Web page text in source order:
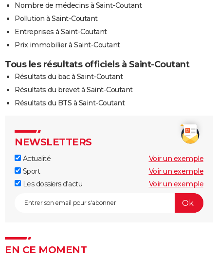
Nombre de médecins à Saint-Coutant
Pollution à Saint-Coutant
Entreprises à Saint-Coutant
Prix immobilier à Saint-Coutant
Tous les résultats officiels à Saint-Coutant
Résultats du bac à Saint-Coutant
Résultats du brevet à Saint-Coutant
Résultats du BTS à Saint-Coutant
NEWSLETTERS
Actualité
Voir un exemple
Sport
Voir un exemple
Les dossiers d'actu
Voir un exemple
EN CE MOMENT